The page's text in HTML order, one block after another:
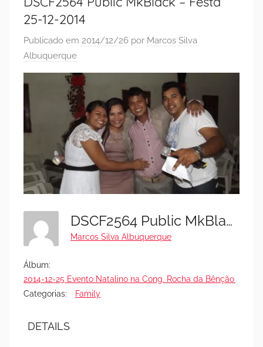
25-12-2014
Publicado em 2014/12/26 por Marcos Silva
Albuquerque
DSCF2564 Public MkBlack - Festa 25-12-2014
Marcos Silva Albuquerque
Álbum:
2014-12-25 Evento Natalino na Cong. Rocha da Bênção
Categorias:
Family
DETAILS